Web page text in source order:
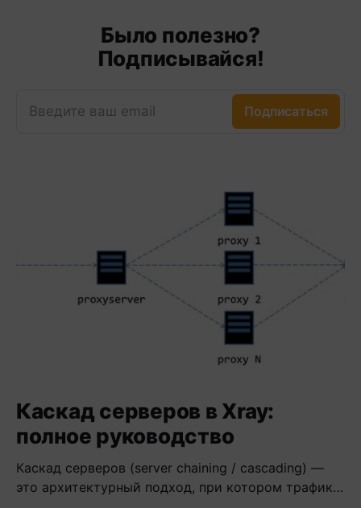
Было полезно?
Подписывайся!
Введите ваш email Подписаться
Каскад серверов в Xray:
полное руководство
Каскад серверов (server chaining / cascading) —
это архитектурный подход, при котором трафик